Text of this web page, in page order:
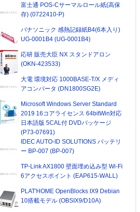
富士通 POS-Cサーマルロール紙(高保
存) (0722410-P)
パナソニック 感熱記録紙B4(6本入り)
UG-0001B4 (UG-0001B4)
応研 販売大臣 NX スタンドアロン
(OKN-423533)
大電 環境対応 1000BASE-T/X メディ
アコンバータ (DN1800SG2E)
Microsoft Windows Server Standard
2019 16コアライセンス 64bitWin対応
日本語版 5CAL付 DVDパッケージ
(P73-07691)
IDEC AUTO-ID SOLUTIONS バッテリ
ー BP-007 (BP-007)
TP-Link AX1800 壁面埋め込み型 Wi-Fi
6アクセスポイント (EAP615-WALL)
PLAT'HOME OpenBlocks IX9 Debian
10搭載モデル (OBSIX9/D10A)